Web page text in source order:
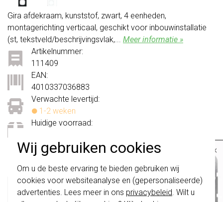
Wij gebruiken cookies
Om u de beste ervaring te bieden gebruiken wij
cookies voor websiteanalyse en (gepersonaliseerde)
advertenties. Lees meer in ons privacybeleid. Wilt u
Gira afdekraam, kunststof, zwart, 4 eenheden,
montagerichting verticaal, geschikt voor inbouwinstallatie
(st, tekstveld/beschrijvingsvlak,... Meer informatie »
Verwachte levertijd:
1-2 weken
Huidige voorraad:
Artikelnummer:
111409
EAN:
4010337036883
54,95 + Bestel
officiële Gira dealer
×
schakelwippen zijn vernieuwd. Ze zijn
niette combineren met de schakelaars
van vóór augustus 2024.